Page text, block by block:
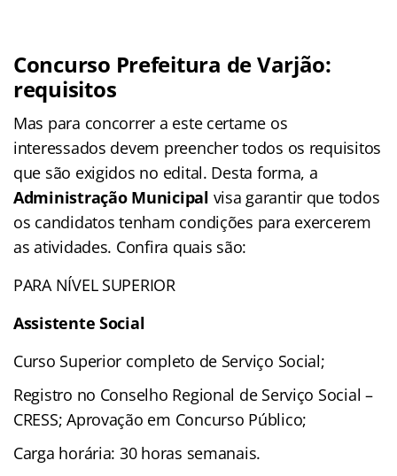
Concurso Prefeitura de Varjão:
requisitos
Mas para concorrer a este certame os
interessados devem preencher todos os requisitos
que são exigidos no edital. Desta forma, a
Administração Municipal visa garantir que todos
os candidatos tenham condições para exercerem
as atividades. Confira quais são:
PARA NÍVEL SUPERIOR
Assistente Social
Curso Superior completo de Serviço Social;
Registro no Conselho Regional de Serviço Social –
CRESS; Aprovação em Concurso Público;
Carga horária: 30 horas semanais.